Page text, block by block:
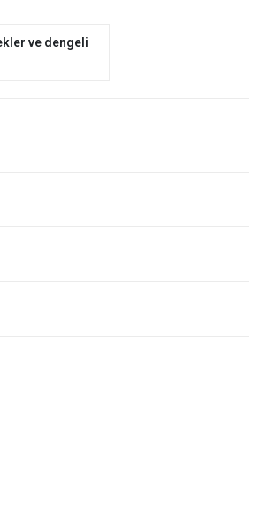
ve dengeli